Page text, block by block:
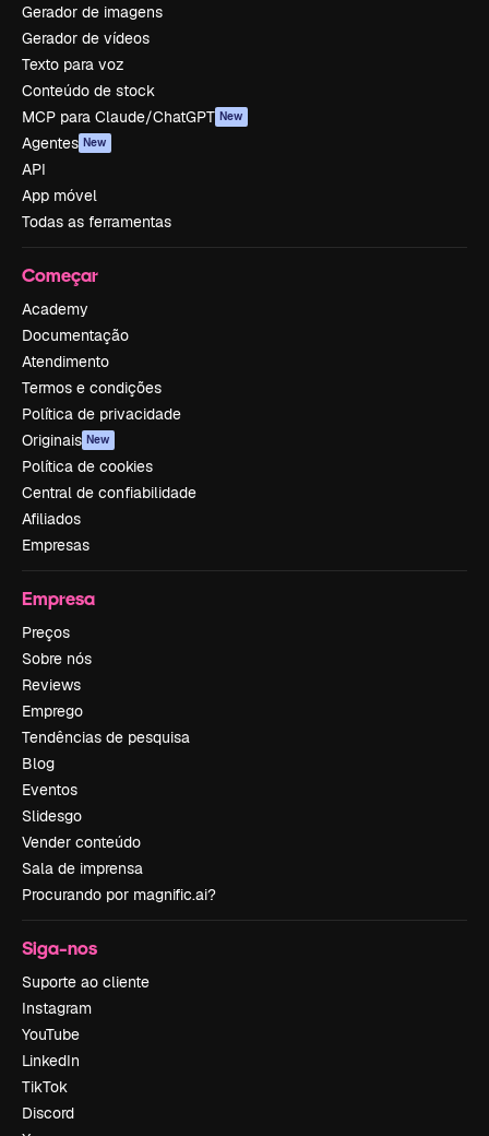
Gerador de imagens
Gerador de vídeos
Texto para voz
Conteúdo de stock
MCP para Claude/ChatGPT New
Agentes New
API
App móvel
Todas as ferramentas
Começar
Academy
Documentação
Atendimento
Termos e condições
Política de privacidade
Originais New
Política de cookies
Central de confiabilidade
Afiliados
Empresas
Empresa
Preços
Sobre nós
Reviews
Emprego
Tendências de pesquisa
Blog
Eventos
Slidesgo
Vender conteúdo
Sala de imprensa
Procurando por magnific.ai?
Siga-nos
Suporte ao cliente
Instagram
YouTube
LinkedIn
TikTok
Discord